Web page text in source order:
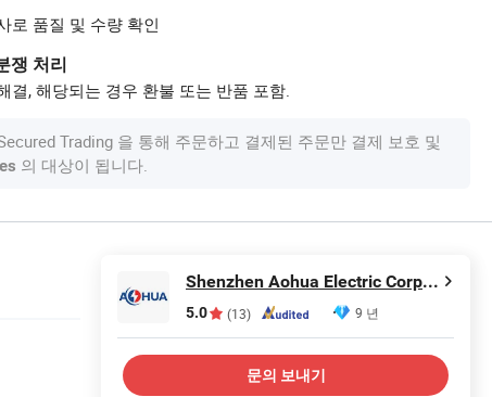
로 품질 및 수량 확인
쟁 처리
결, 해당되는 경우 환불 또는 반품 포함.
Trading 을 통해 주문하고 결제된 주문만 결제 보호 및
의 대상이 됩니다.
Shenzhen Aohua Electric Corporation Limited
5.0 (13) 9 년
문의 보내기